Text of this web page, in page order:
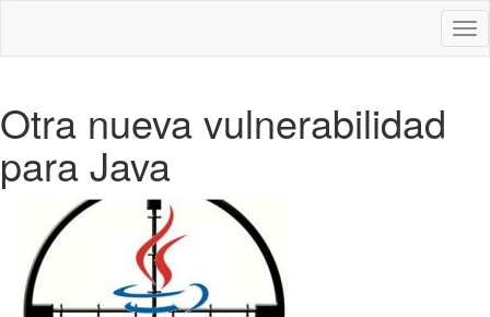
Otra nueva vulnerabilidad
para Java